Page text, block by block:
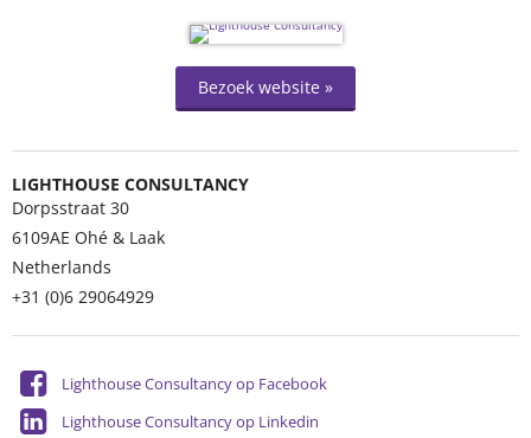
Bezoek website »
LIGHTHOUSE CONSULTANCY
Dorpsstraat 30
6109AE Ohé & Laak
Netherlands
+31 (0)6 29064929
Lighthouse Consultancy op Facebook
Lighthouse Consultancy op Linkedin